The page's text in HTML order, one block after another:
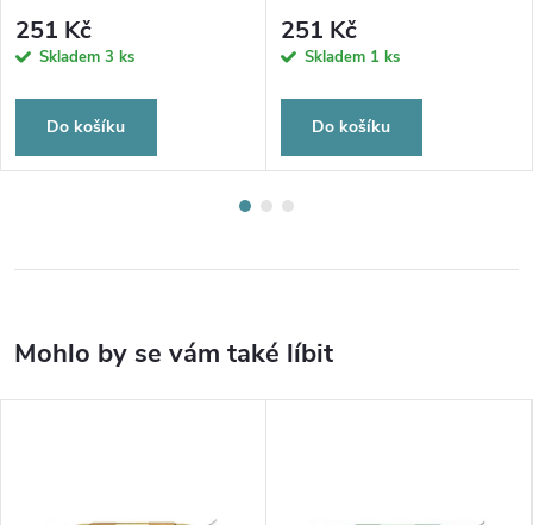
251 Kč
Skladem 3 ks
Do košíku
251 Kč
Skladem 1 ks
Do košíku